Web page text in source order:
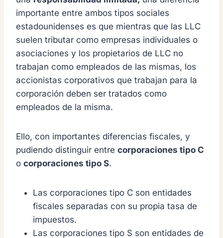
importante entre ambos tipos sociales
estadounidenses es que mientras que las LLC
suelen tributar como empresas individuales o
asociaciones y los propietarios de LLC no
trabajan como empleados de las mismas, los
accionistas corporativos que trabajan para la
corporación deben ser tratados como
empleados de la misma.
Ello, con importantes diferencias fiscales, y
pudiendo distinguir entre corporaciones tipo C
o corporaciones tipo S.
Las corporaciones tipo C son entidades
fiscales separadas con su propia tasa de
impuestos.
Las corporaciones tipo S son entidades de